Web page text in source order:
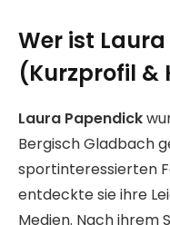
Wer ist
(Kurzprofil &
Laura Papendick
Bergisch Gladbach
sportinteressierten
entdeckte sie ihre
Medien. Nach ihrem